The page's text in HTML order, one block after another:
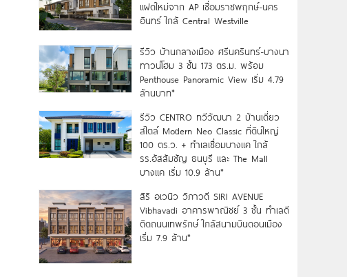
แฝดใหม่จาก AP เชื่อมราชพฤกษ์-นคร
อินทร์ ใกล้ Central Westville
รีวิว บ้านกลางเมือง ศรีนครินทร์-บางนา
ทาวน์โฮม 3 ชั้น 173 ตร.ม. พร้อม
Penthouse Panoramic View เริ่ม 4.79
ล้านบาท*
รีวิว CENTRO ทวีวัฒนา 2 บ้านเดี่ยว
สไตล์ Modern Neo Classic ที่ดินใหญ่
100 ตร.ว. + ทำเลเชื่อมบางแค ใกล้
รร.อัสสัมชัญ ธนบุรี และ The Mall
บางแค เริ่ม 10.9 ล้าน*
สิริ อเวนิว วิภาวดี SIRI AVENUE
Vibhavadi อาคารพาณิชย์ 3 ชั้น ทำเลดี
ติดถนนเทพรักษ์ ใกล้สนามบินดอนเมือง
เริ่ม 7.9 ล้าน*